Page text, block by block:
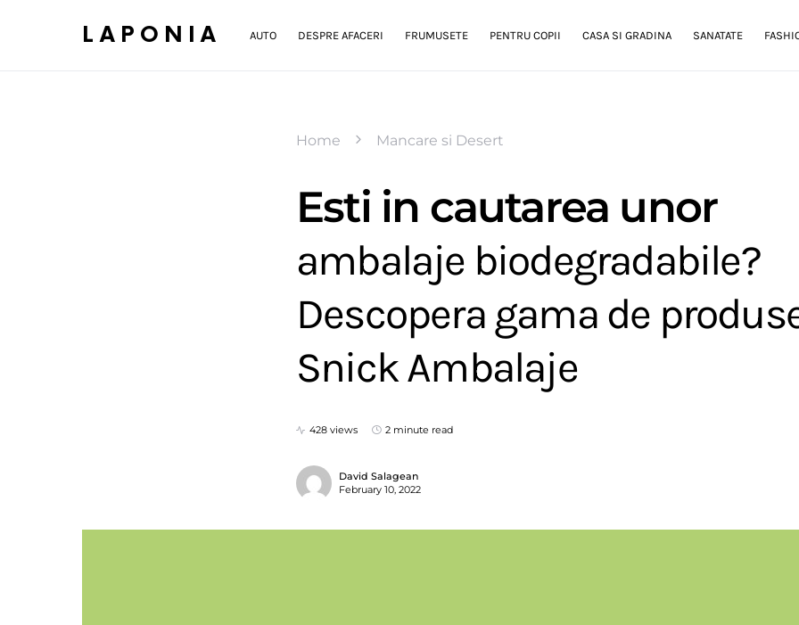
LAPONIA AUTO DESPRE AFACERI FRUMUSETE PENTRU COPII CASA SI GRADINA SANATATE
Home Mancare si Desert
Esti in cautarea unor
ambalaje biodegradabile?
Descopera gama de
Snick Ambalaje
428 views 2 minute read
David Salagean
February 10, 2022